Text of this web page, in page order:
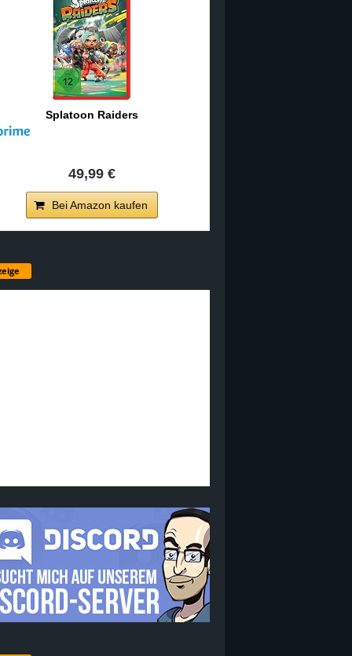
Splatoon Raiders
49,99 €
Bei Amazon kaufen